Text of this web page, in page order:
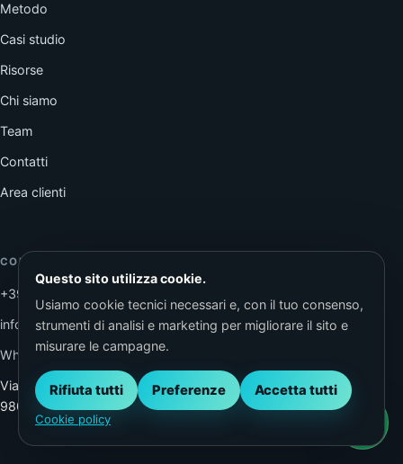
Metodo
Casi studio
Risorse
Chi siamo
Team
Contatti
Area clienti
CONTATTI
+39 392 006 8701
info@dlmdesign.it
WhatsApp
Via G. Missori, 10
98057 Milazzo (ME)
Questo sito utilizza cookie.
Usiamo cookie tecnici necessari e, con il tuo consenso,
strumenti di analisi e marketing per migliorare il sito e
misurare le campagne.
Rifiuta tutti Preferenze Accetta tutti
Cookie policy
Scrivici